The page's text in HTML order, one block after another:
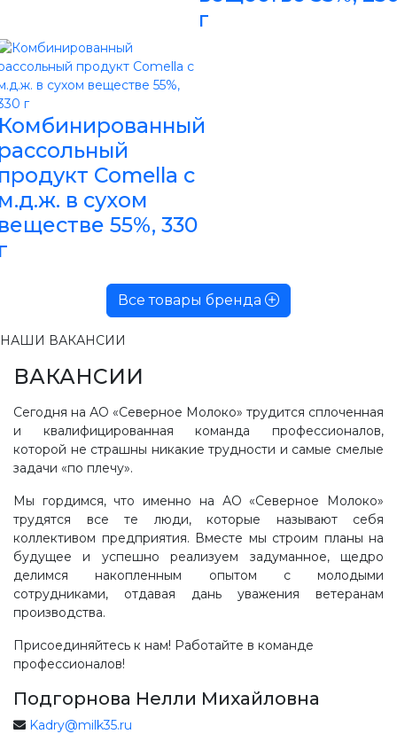
г
Comella с
в сухом
55%, 330
Все товары бренда
НАШИ ВАКАНСИИ
ВАКАНСИИ
Сегодня на АО «Северное Молоко» трудится сплоченная
и квалифицированная команда профессионалов,
которой не страшны никакие трудности и самые смелые
задачи «по плечу».
Мы гордимся, что именно на АО «Северное Молоко»
трудятся все те люди, которые называют себя
коллективом предприятия. Вместе мы строим планы на
будущее и успешно реализуем задуманное, щедро
делимся накопленным опытом с молодыми
сотрудниками, отдавая дань уважения ветеранам
производства.
Присоединяйтесь к нам! Работайте в команде
профессионалов!
Подгорнова Нелли Михайловна
Kadry@milk35.ru